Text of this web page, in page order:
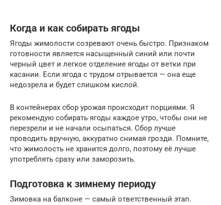
Когда и как собирать ягоды
Ягоды жимолости созревают очень быстро. Признаком
готовности является насыщенный синий или почти
черный цвет и легкое отделение ягоды от ветки при
касании. Если ягода с трудом отрывается — она еще
недозрела и будет слишком кислой.
В контейнерах сбор урожая происходит порциями. Я
рекомендую собирать ягоды каждое утро, чтобы они не
перезрели и не начали осыпаться. Сбор лучше
проводить вручную, аккуратно снимая грозди. Помните,
что жимолость не хранится долго, поэтому её лучше
употреблять сразу или заморозить.
Подготовка к зимнему периоду
Зимовка на балконе — самый ответственный этап.